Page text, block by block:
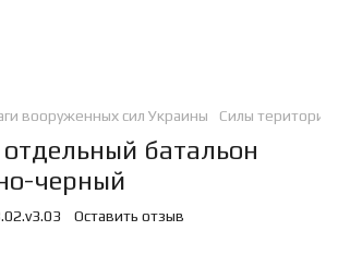
вооруженных сил Украины Силы
батальон
черный
Оставить отзыв